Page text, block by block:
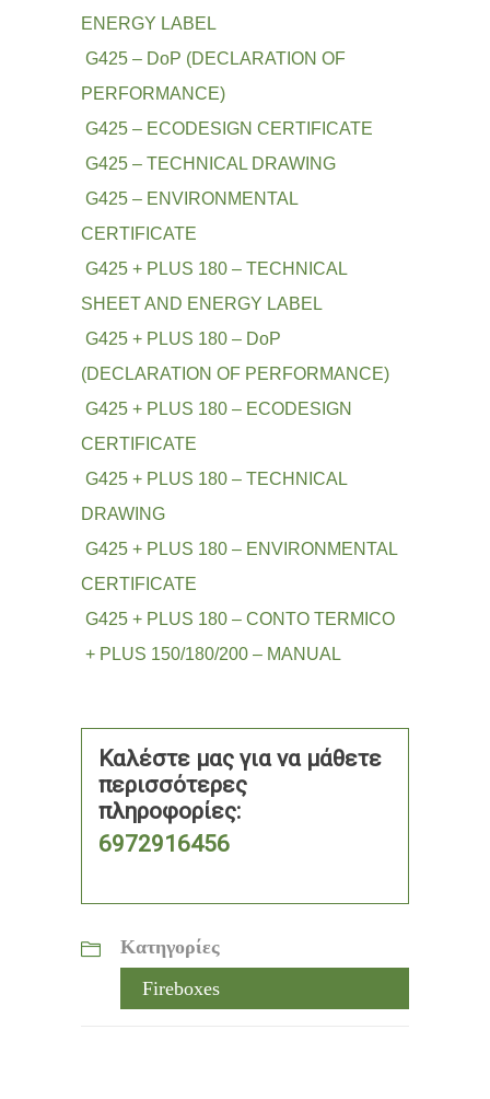
ENERGY LABEL
G425 – DoP (DECLARATION OF
PERFORMANCE)
G425 – ECODESIGN CERTIFICATE
G425 – TECHNICAL DRAWING
G425 – ENVIRONMENTAL
CERTIFICATE
G425 + PLUS 180 – TECHNICAL
SHEET AND ENERGY LABEL
G425 + PLUS 180 – DoP
(DECLARATION OF PERFORMANCE)
G425 + PLUS 180 – ECODESIGN
CERTIFICATE
G425 + PLUS 180 – TECHNICAL
DRAWING
G425 + PLUS 180 – ENVIRONMENTAL
CERTIFICATE
G425 + PLUS 180 – CONTO TERMICO
+ PLUS 150/180/200 – MANUAL
Καλέστε μας για να μάθετε
περισσότερες
πληροφορίες:
6972916456
Κατηγορίες
Fireboxes